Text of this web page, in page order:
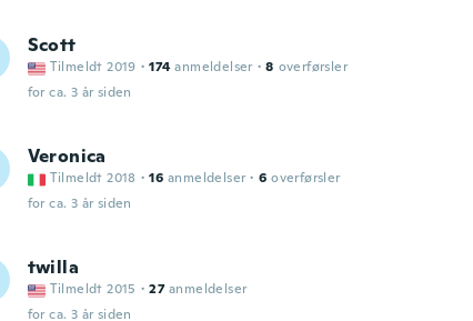
Scott
Tilmeldt 2019 · 174 anmeldelser · 8 overførsler
for ca. 3 år siden
Veronica
Tilmeldt 2018 · 16 anmeldelser · 6 overførsler
for ca. 3 år siden
twilla
Tilmeldt 2015 · 27 anmeldelser
for ca. 3 år siden